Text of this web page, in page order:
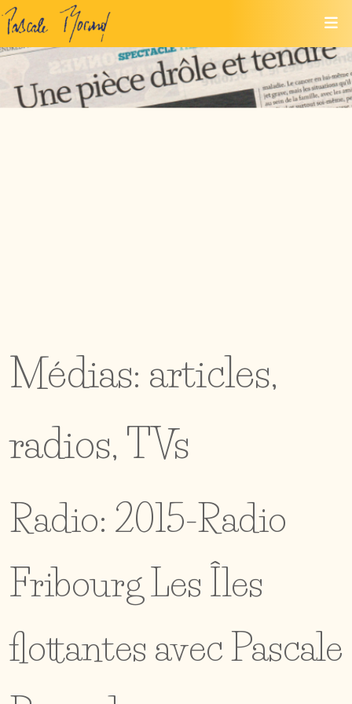
Médias: articles,
radios, TVs
Radio: 2015-Radio
Fribourg Les Îles
flottantes avec Pascale